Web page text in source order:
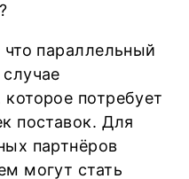
параллельный
потребует
поставок. Для
партнёров
могут стать